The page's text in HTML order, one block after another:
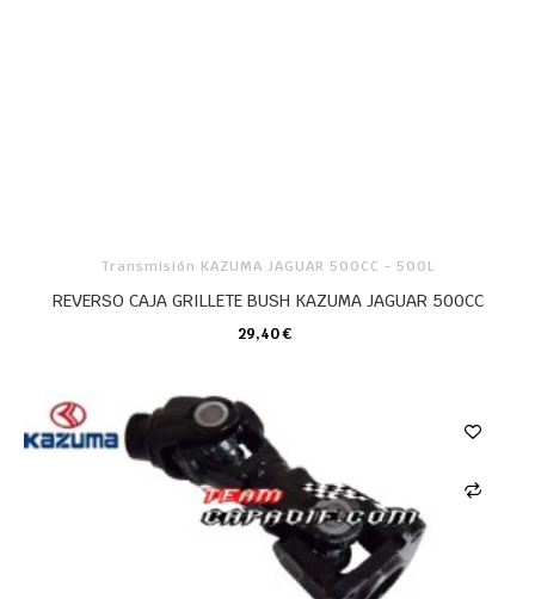
Transmisión KAZUMA JAGUAR 500CC - 500L
REVERSO CAJA GRILLETE BUSH KAZUMA JAGUAR 500CC
29,40 €
CARRO